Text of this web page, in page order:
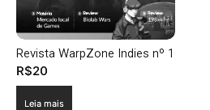
Revista WarpZone Indies nº 1
R$20
Leia mais